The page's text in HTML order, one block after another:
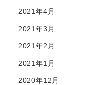
2021年4月
2021年3月
2021年2月
2021年1月
2020年12月